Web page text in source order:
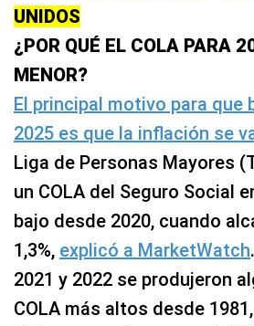
UNIDOS
¿POR QUÉ EL COLA PARA
MENOR?
El principal motivo para que
2025 es que la inflación se
Liga de Personas Mayores
un COLA del Seguro Social
bajo desde 2020, cuando
1,3%, explicó a MarketWatch
2021 y 2022 se produjeron
COLA más altos desde